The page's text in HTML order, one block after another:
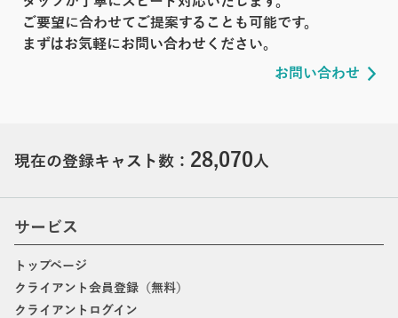
ご要望に合わせてご提案することも可能です。
まずはお気軽にお問い合わせください。
お問い合わせ
現在の登録キャスト数： 28,070人
サービス
トップページ
クライアント会員登録（無料）
クライアントログイン